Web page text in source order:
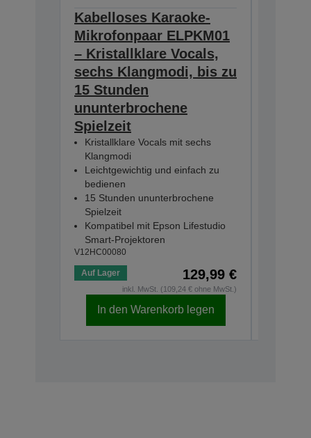
Kabelloses Karaoke-
Mikrofonpaar ELPKM01
– Kristallklare Vocals,
sechs Klangmodi, bis zu
15 Stunden
ununterbrochene
Spielzeit
Kristallklare Vocals mit sechs
Klangmodi
Leichtgewichtig und einfach zu
bedienen
15 Stunden ununterbrochene
Spielzeit
Kompatibel mit Epson Lifestudio
Smart-Projektoren
V12HC00080
Auf Lager 129,99 €
inkl. MwSt. (109,24 € ohne MwSt.)
In den Warenkorb legen